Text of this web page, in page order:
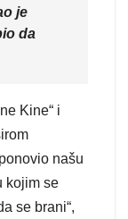
je
da
Kine“ i
našu
kojim se
se brani“,